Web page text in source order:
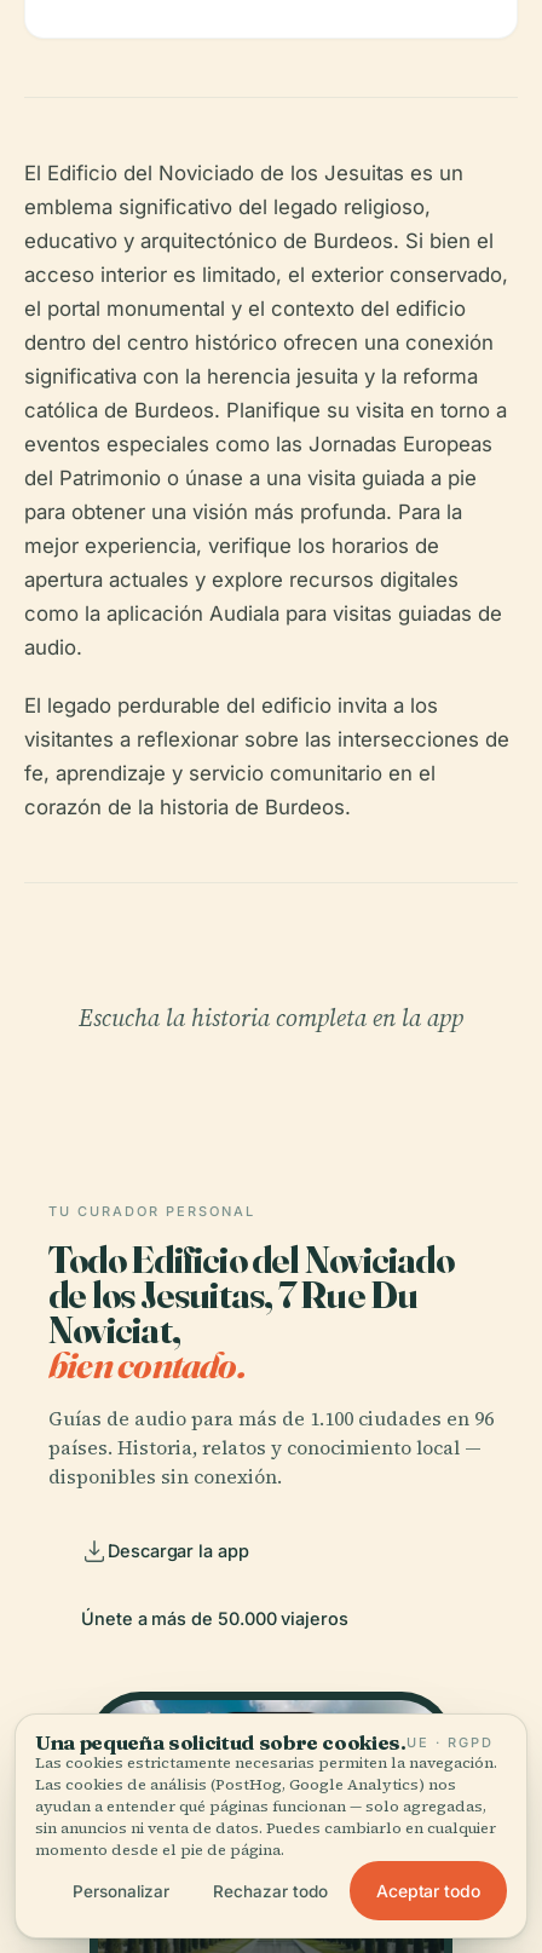
El Edificio del Noviciado de los Jesuitas es un
emblema significativo del legado religioso,
educativo y arquitectónico de Burdeos. Si bien el
acceso interior es limitado, el exterior conservado,
el portal monumental y el contexto del edificio
dentro del centro histórico ofrecen una conexión
significativa con la herencia jesuita y la reforma
católica de Burdeos. Planifique su visita en torno a
eventos especiales como las Jornadas Europeas
del Patrimonio o únase a una visita guiada a pie
para obtener una visión más profunda. Para la
mejor experiencia, verifique los horarios de
apertura actuales y explore recursos digitales
como la aplicación Audiala para visitas guiadas de
audio.
El legado perdurable del edificio invita a los
visitantes a reflexionar sobre las intersecciones de
fe, aprendizaje y servicio comunitario en el
corazón de la historia de Burdeos.
Escucha la historia completa en la app
TU CURADOR PERSONAL
Todo Edificio del Noviciado
de los Jesuitas, 7 Rue Du
Noviciat,
bien contado.
Guías de audio para más de 1.100 ciudades en 96
países. Historia, relatos y conocimiento local —
disponibles sin conexión.
Descargar la app
Únete a más de 50.000 viajeros
Una pequeña solicitud sobre cookies.UE · RGPD
Las cookies estrictamente necesarias permiten la navegación.
Las cookies de análisis (PostHog, Google Analytics) nos
ayudan a entender qué páginas funcionan — solo agregadas,
sin anuncios ni venta de datos. Puedes cambiarlo en cualquier
momento desde el pie de página.
Personalizar Rechazar todo Aceptar todo